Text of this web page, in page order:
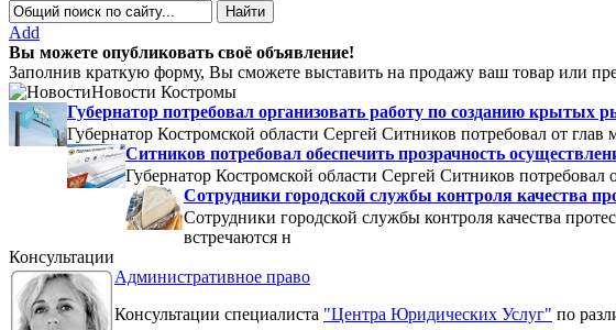
Add
Вы можете опубликовать своё объявление!
Заполнив краткую форму, Вы сможете выставить на продажу ваш товар или
Новости Костромы
Губернатор потребовал организовать работу по созданию крытых
Губернатор Костромской области Сергей Ситников потребовал от
Ситников потребовал обеспечить прозрачность
Губернатор Костромской области Сергей Ситников потребовал
Сотрудники городской службы контроля качества
Сотрудники городской службы контроля качества
встречаются н
Консультации
Административное право
Консультации специалиста "Центра Юридических Услуг" по